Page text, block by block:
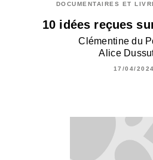
DOCUMENTAIRES ET
10 idées reçues
Clémentine du
Alice
17/04/2024